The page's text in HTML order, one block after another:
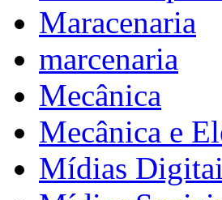
Maracenaria
marcenaria
Mecânica
Mecânica e
Mídias